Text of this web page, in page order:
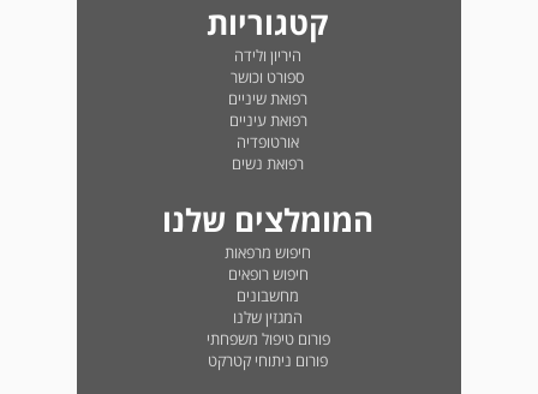
קטגוריות
היריון ולידה
ספורט וכושר
רפואת שיניים
רפואת עיניים
אורטופדיה
רפואת נשים
המומלצים שלנו
חיפוש מרפאות
חיפוש רופאים
מחשבונים
המגזין שלנו
פורום טיפול משפחתי
פורום ניתוחי קטרקט